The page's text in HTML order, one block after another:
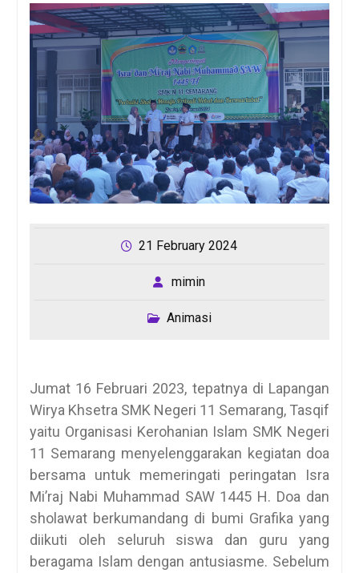
21 February 2024
mimin
Animasi
Jumat 16 Februari 2023, tepatnya di Lapangan
Wirya Khsetra SMK Negeri 11 Semarang, Tasqif
yaitu Organisasi Kerohanian Islam SMK Negeri
11 Semarang menyelenggarakan kegiatan doa
bersama untuk memeringati peringatan Isra
Mi’raj Nabi Muhammad SAW 1445 H. Doa dan
sholawat berkumandang di bumi Grafika yang
diikuti oleh seluruh siswa dan guru yang
beragama Islam dengan antusiasme. Sebelum